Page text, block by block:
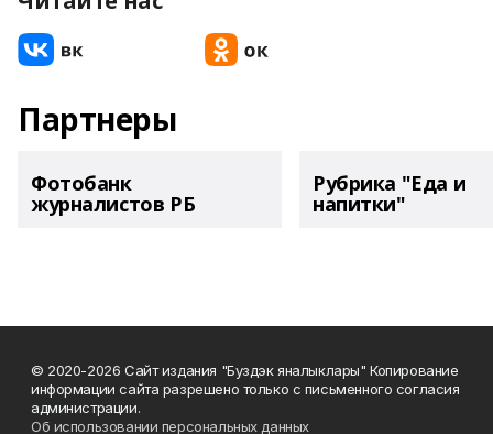
Партнеры
Фотобанк
журналистов РБ
Рубрика "Еда и
напитки"
© 2020-2026 Сайт издания "Буздэк яналыклары" Копирование
информации сайта разрешено только с письменного согласия
администрации.
Об использовании персональных данных